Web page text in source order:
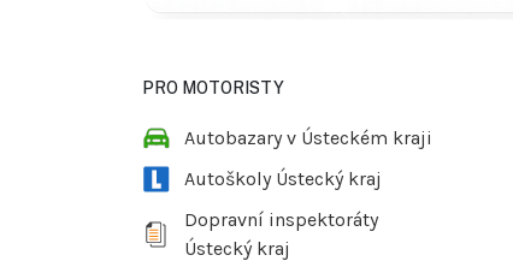
PRO MOTORISTY
Autobazary v Ústeckém kraji
Autoškoly Ústecký kraj
Dopravní inspektoráty
Ústecký kraj